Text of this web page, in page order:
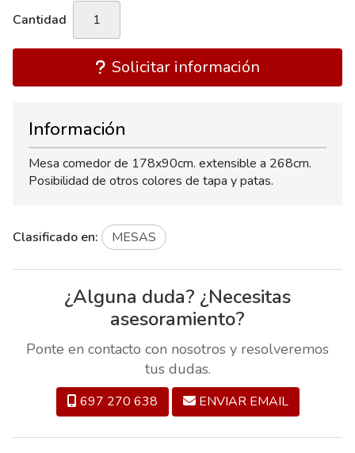
Cantidad
Solicitar información
Información
Mesa comedor de 178x90cm. extensible a 268cm.
Posibilidad de otros colores de tapa y patas.
Clasificado en: MESAS
¿Alguna duda? ¿Necesitas
asesoramiento?
Ponte en contacto con nosotros y resolveremos
tus dudas.
697 270 638 ENVIAR EMAIL